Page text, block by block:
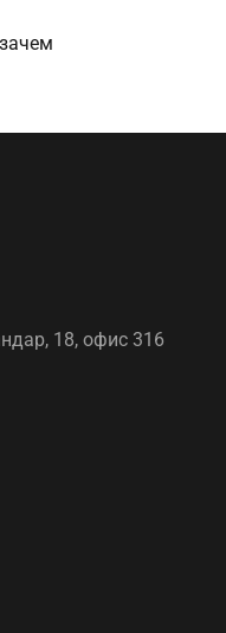
18, офис 316